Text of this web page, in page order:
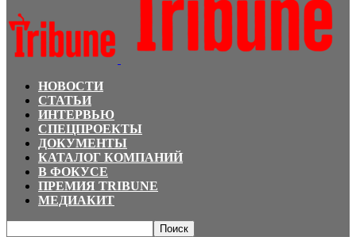
НОВОСТИ
СТАТЬИ
ИНТЕРВЬЮ
СПЕЦПРОЕКТЫ
ДОКУМЕНТЫ
КАТАЛОГ КОМПАНИЙ
В ФОКУСЕ
ПРЕМИЯ TRIBUNE
МЕДИАКИТ